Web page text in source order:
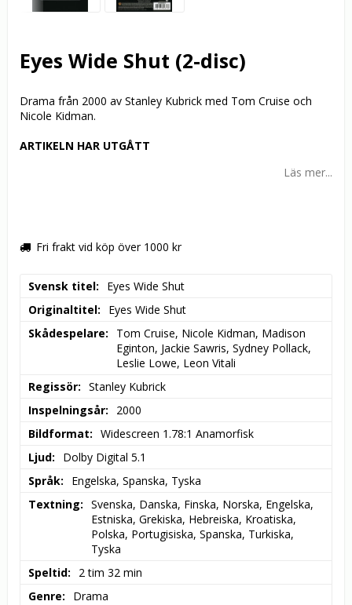
Eyes Wide Shut (2-disc)
Drama från 2000 av Stanley Kubrick med Tom Cruise och
Nicole Kidman.
ARTIKELN HAR UTGÅTT
Läs mer...
Fri frakt vid köp över 1000 kr
Svensk titel
Eyes Wide Shut
Originaltitel
Eyes Wide Shut
Skådespelare
Tom Cruise, Nicole Kidman, Madison
Eginton, Jackie Sawris, Sydney Pollack,
Leslie Lowe, Leon Vitali
Regissör
Stanley Kubrick
Inspelningsår
2000
Bildformat
Widescreen 1.78:1 Anamorfisk
Ljud
Dolby Digital 5.1
Språk
Engelska, Spanska, Tyska
Textning
Svenska, Danska, Finska, Norska, Engelska,
Estniska, Grekiska, Hebreiska, Kroatiska,
Polska, Portugisiska, Spanska, Turkiska,
Tyska
Speltid
2 tim 32 min
Genre
Drama